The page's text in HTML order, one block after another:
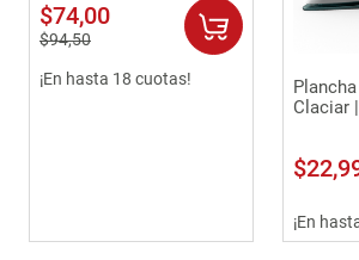
$74,00
$94,50
¡En hasta 18 cuotas!
Claciar
$22,
¡En
havana master
. sofa